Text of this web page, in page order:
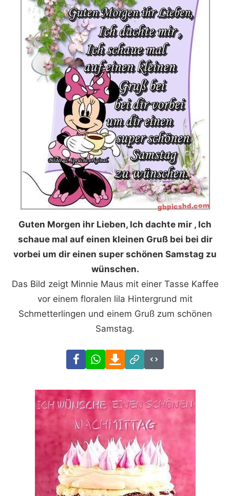
Guten Morgen ihr Lieben, Ich dachte mir , Ich
schaue mal auf einen kleinen Gruß bei bei dir
vorbei um dir einen super schönen Samstag zu
wünschen.
Das Bild zeigt Minnie Maus mit einer Tasse Kaffee
vor einem floralen lila Hintergrund mit
Schmetterlingen und einem Gruß zum schönen
Samstag.
FacebookWhatsAppDownload
Link
Code